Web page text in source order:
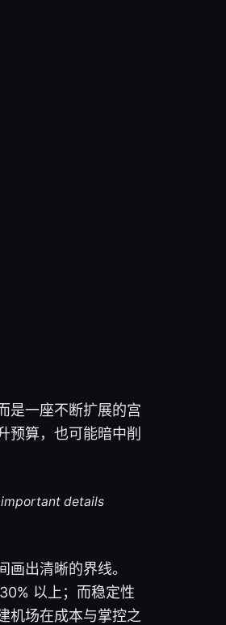
是一座不断扩展的宫
预算，也可能暗中削
details
出清晰的界线。
以上；而稳定性
机场在成本与掌控之